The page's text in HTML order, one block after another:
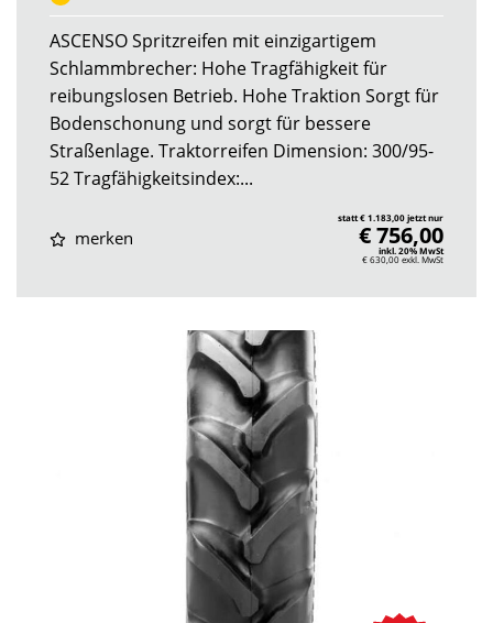
ASCENSO Spritzreifen mit einzigartigem
Schlammbrecher: Hohe Tragfähigkeit für
reibungslosen Betrieb. Hohe Traktion Sorgt für
Bodenschonung und sorgt für bessere
Straßenlage. Traktorreifen Dimension: 300/95-
52 Tragfähigkeitsindex:...
merken
statt € 1.183,00 jetzt nur
€ 756,00
inkl. 20% MwSt
€ 630,00exkl. MwSt